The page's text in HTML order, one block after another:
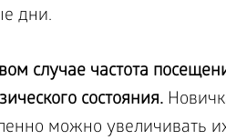
дни.
случае частота
состояния.
можно увеличивать